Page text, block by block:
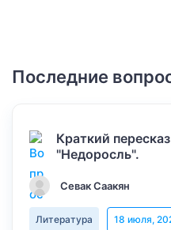
Последние
Краткий
"Недоросль".
Севак Саакян
Литература 18 июля,